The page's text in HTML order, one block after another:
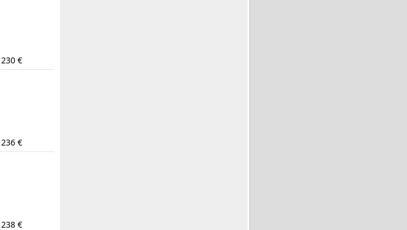
230 €
236 €
238 €